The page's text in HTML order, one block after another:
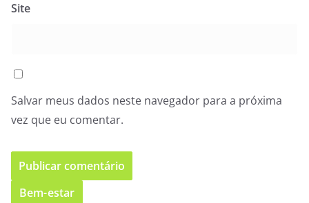
Site
Salvar meus dados neste navegador para a próxima
vez que eu comentar.
Bem-estar